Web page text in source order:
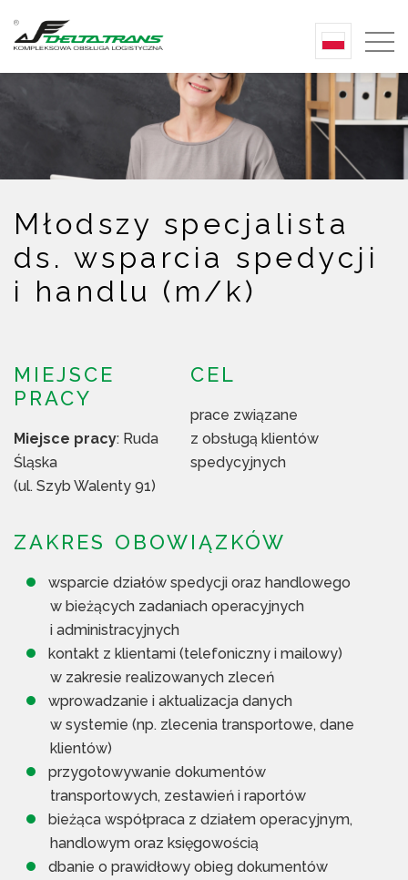
Młodszy specjalista
ds. wsparcia spedycji
i handlu (m/k)
MIEJSCE
PRACY
Miejsce pracy: Ruda
Śląska
(ul. Szyb Walenty 91)
CEL
prace związane
z obsługą klientów
spedycyjnych
ZAKRES OBOWIĄZKÓW
wsparcie działów spedycji oraz handlowego
w bieżących zadaniach operacyjnych
i administracyjnych
kontakt z klientami (telefoniczny i mailowy)
w zakresie realizowanych zleceń
wprowadzanie i aktualizacja danych
w systemie (np. zlecenia transportowe, dane
klientów)
przygotowywanie dokumentów
transportowych, zestawień i raportów
bieżąca współpraca z działem operacyjnym,
handlowym oraz księgowością
dbanie o prawidłowy obieg dokumentów